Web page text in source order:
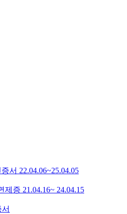
서 22.04.06~25.04.05
제증 21.04.16~ 24.04.15